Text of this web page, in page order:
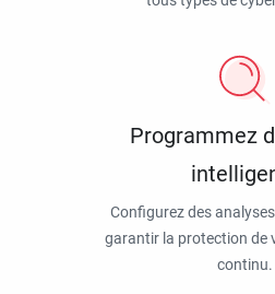
Programmez
Configurez des
garantir la protection de
continu.